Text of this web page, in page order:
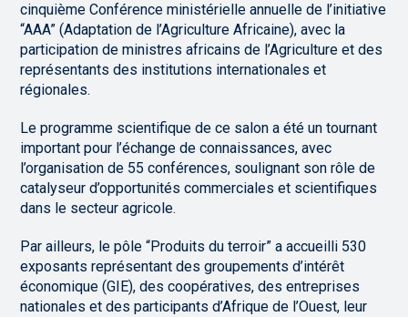
cinquième Conférence ministérielle annuelle de l’initiative
“AAA” (Adaptation de l’Agriculture Africaine), avec la
participation de ministres africains de l’Agriculture et des
représentants des institutions internationales et
régionales.
Le programme scientifique de ce salon a été un tournant
important pour l’échange de connaissances, avec
l’organisation de 55 conférences, soulignant son rôle de
catalyseur d’opportunités commerciales et scientifiques
dans le secteur agricole.
Par ailleurs, le pôle “Produits du terroir” a accueilli 530
exposants représentant des groupements d’intérêt
économique (GIE), des coopératives, des entreprises
nationales et des participants d’Afrique de l’Ouest, leur